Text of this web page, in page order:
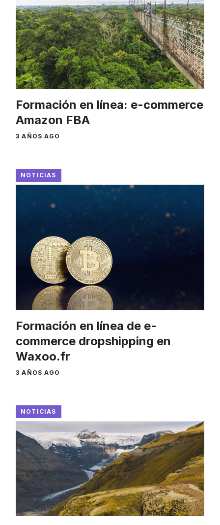
Formación en línea: e-commerce
Amazon FBA
3 AÑOS AGO
NOTICIAS
Formación en línea de e-
commerce dropshipping en
Waxoo.fr
3 AÑOS AGO
NOTICIAS